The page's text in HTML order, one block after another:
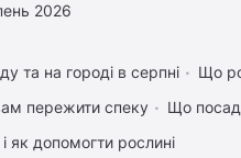
2026
та на городі в серпні Що
пережити спеку
Що
як допомогти рослині